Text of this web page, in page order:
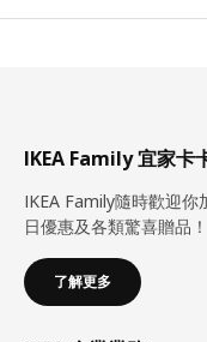
IKEA Family 宜家卡
IKEA Family隨時歡迎
日優惠及各類驚喜贈品！
了解更多